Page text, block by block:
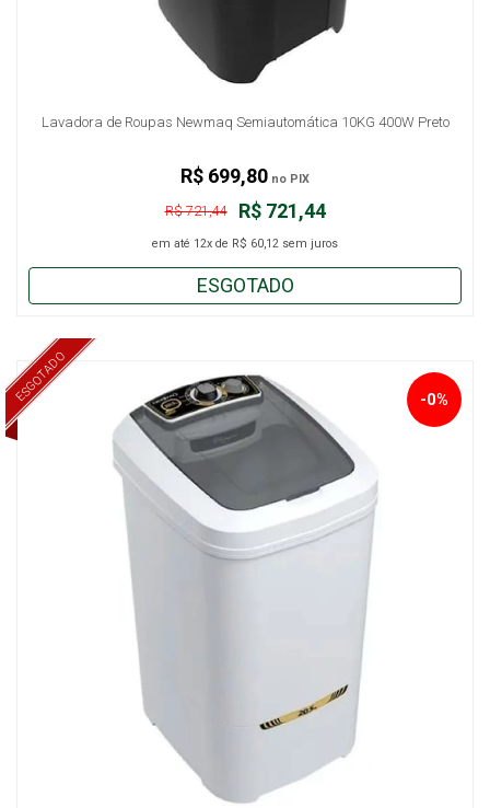
Lavadora de Roupas Newmaq Semiautomática 10KG 400W Preto
R$ 721,44
R$ 721,44
em até 12x de R$ 60,12 sem juros
R$ 699,80 no PIX
ESGOTADO
ESGOTADO -0%